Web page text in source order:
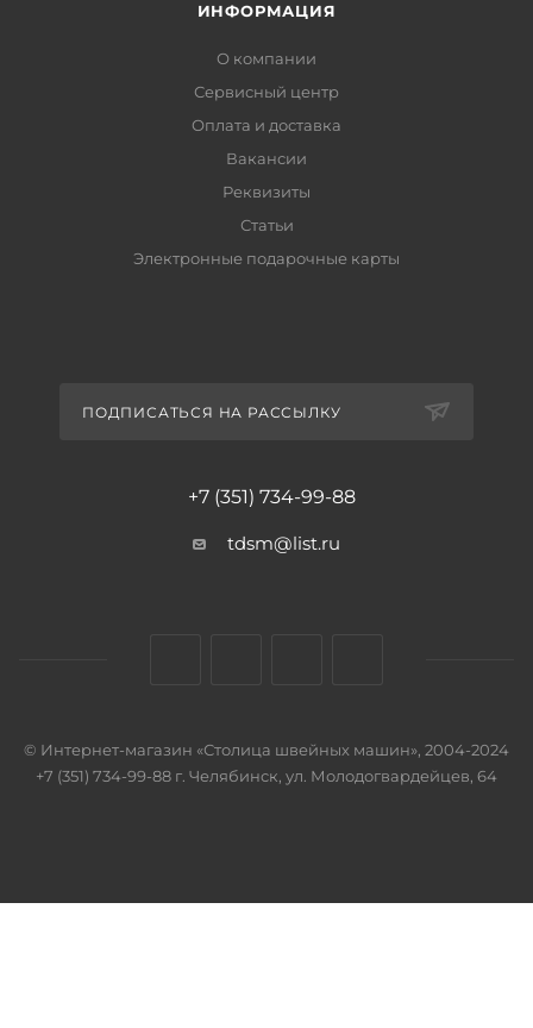
ИНФОРМАЦИЯ
О компании
Сервисный центр
Оплата и доставка
Вакансии
Реквизиты
Статьи
Электронные подарочные карты
ПОДПИСАТЬСЯ НА РАССЫЛКУ
+7 (351) 734-99-88
tdsm@list.ru
© Интернет-магазин «Столица швейных машин», 2004-2024
+7 (351) 734-99-88 г. Челябинск, ул. Молодогвардейцев, 64